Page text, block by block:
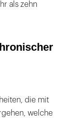
als zehn
die mit
welche